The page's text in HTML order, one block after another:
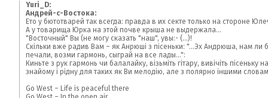
Yuri_D:
Андрей-с-Востока:
Ето у бютотварей так всегда: правда в их секте только на стороне
А у товарища Юрка на этой почве крыша не выдержала...
"Восточный" Вы (не могу сказать "наш", увы:- (...)!
Скільки вже радив Вам – як Анрюші з пісеньки: "...Эх Андрюша, нам ли
печали, возми гармонь, сыграй на все лады...":
Киньте з рук гармонь чи балалайку, візьміть гітару, вивічіть пісеньку
знайому і рідну для таких як Ви мелодію, але з полярно іншими
Go West – Life is peaceful there